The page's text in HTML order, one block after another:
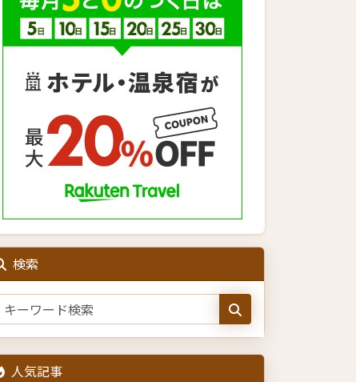
検索
人気記事